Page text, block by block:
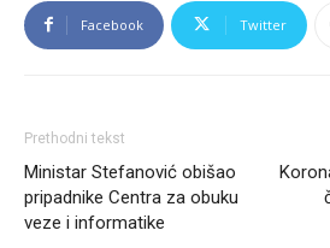
Facebook Twitter
Prethodni tekst
Ministar Stefanović obišao
pripadnike Centra za obuku
veze i informatike